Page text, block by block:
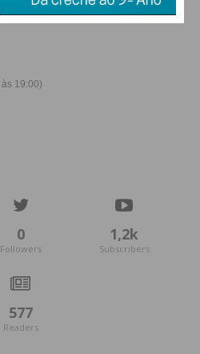
0
Followers
1,2k
Subscribers
577
Readers